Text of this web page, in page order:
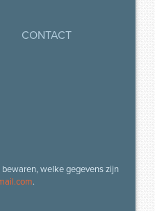
CONTACT
welke gegevens zijn
.